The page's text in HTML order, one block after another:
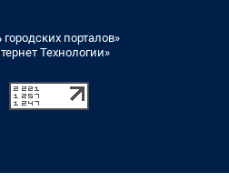
порталов»
Технологии»